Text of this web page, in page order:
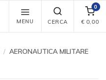
MENU CERCA
0
€ 0,00
AERONAUTICA MILITARE